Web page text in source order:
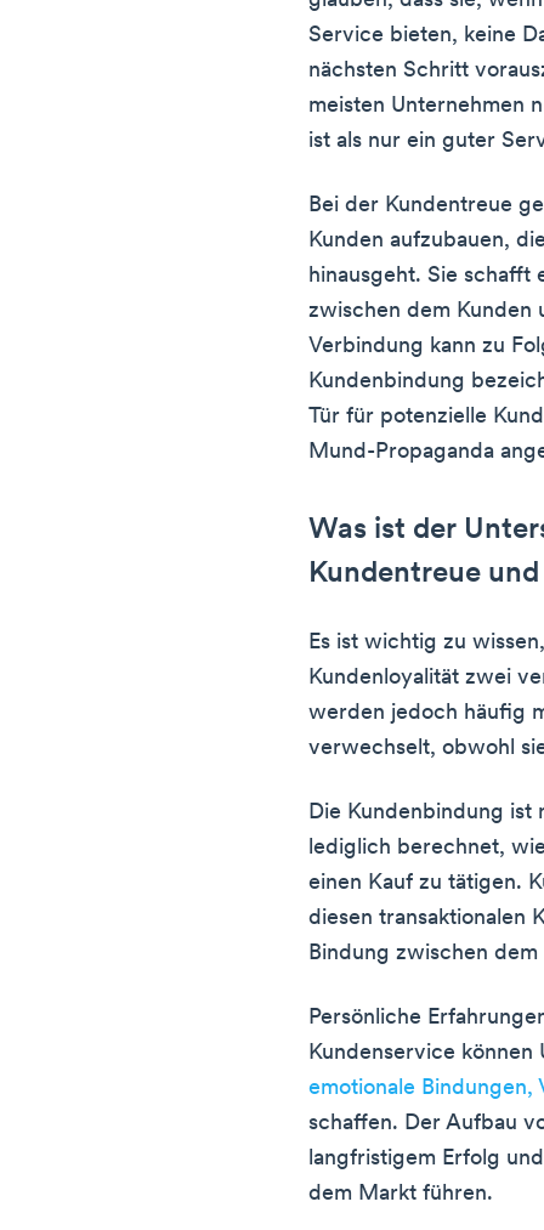
Service bieten, keine
nächsten Schritt
meisten Unternehmen
ist als nur ein guter
Bei der Kundentreue
Kunden aufzubauen,
hinausgeht. Sie schafft
zwischen dem Kunden
Verbindung kann zu
Kundenbindung
Tür für potenzielle
Mund-Propaganda
Was ist der
Kundentreue
Es ist wichtig zu
Kundenloyalität zwei
werden jedoch häufig
verwechselt, obwohl
Die Kundenbindung ist
lediglich berechnet,
einen Kauf zu tätigen.
diesen transaktionalen
Bindung zwischen
Persönliche
Kundenservice können
emotionale Bindungen,
schaffen. Der Aufbau
langfristigem Erfolg
dem Markt führen.